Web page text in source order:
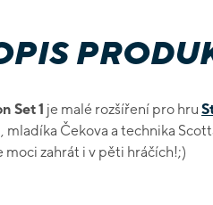
Set 1 je malé rozšíření pro hru
Čekova a technika
zahrát i v pěti hráčích!;)